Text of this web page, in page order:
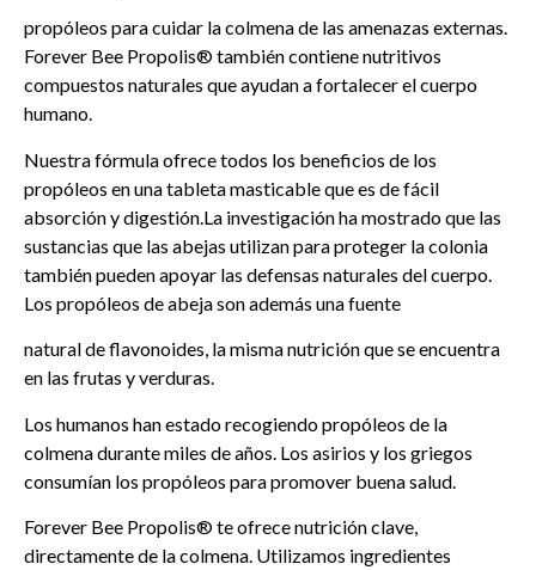
propóleos para cuidar la colmena de las amenazas externas.
Forever Bee Propolis® también contiene nutritivos
compuestos naturales que ayudan a fortalecer el cuerpo
humano.
Nuestra fórmula ofrece todos los beneficios de los
propóleos en una tableta masticable que es de fácil
absorción y digestión.La investigación ha mostrado que las
sustancias que las abejas utilizan para proteger la colonia
también pueden apoyar las defensas naturales del cuerpo.
Los propóleos de abeja son además una fuente
natural de flavonoides, la misma nutrición que se encuentra
en las frutas y verduras.
Los humanos han estado recogiendo propóleos de la
colmena durante miles de años. Los asirios y los griegos
consumían los propóleos para promover buena salud.
Forever Bee Propolis® te ofrece nutrición clave,
directamente de la colmena. Utilizamos ingredientes